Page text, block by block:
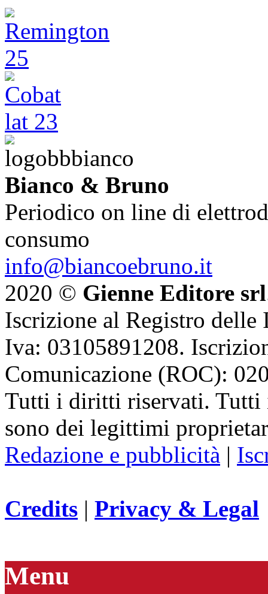
Bianco & Bruno
Periodico on line di
consumo
info@biancoebruno.it
2020 © Gienne Editore srl
Iscrizione al Registro delle
Iva: 03105891208.
Comunicazione (ROC):
Tutti i diritti riservati. Tutti
sono dei legittimi
Redazione e pubblicità |
Credits | Privacy & Legal
Menu